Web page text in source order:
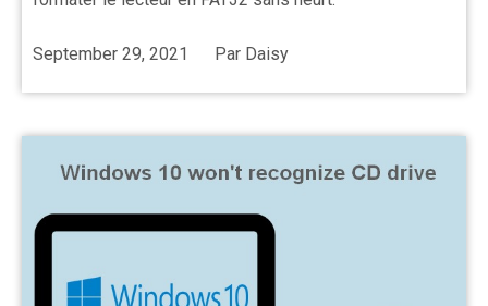
September 29, 2021 Par Daisy